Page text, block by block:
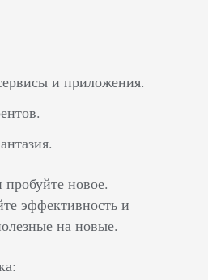
и приложения.
новое.
эффективность и
на новые.